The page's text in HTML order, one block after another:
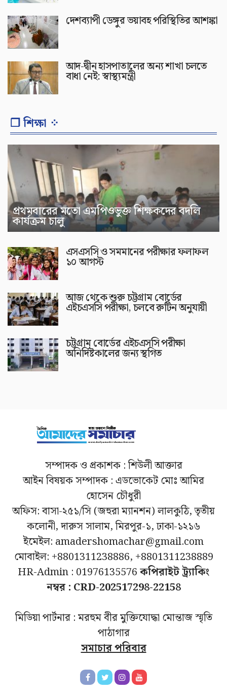
দেশব্যাপী ডেঙ্গুর ভয়াবহ পরিস্থিতির আশঙ্কা
আদ-দ্বীন হাসপাতালের অন্য শাখা চলতে
বাধা নেই: স্বাস্থ্যমন্ত্রী
❐ শিক্ষা ⁘
প্রথমবারের মতো এমপিওভুক্ত শিক্ষকদের বদলি
কার্যক্রম চালু
এসএসসি ও সমমানের পরীক্ষার ফলাফল
১০ আগস্ট
আজ থেকে শুরু চট্টগ্রাম বোর্ডের
এইচএসসি পরীক্ষা, চলবে রুটিন অনুযায়ী
চট্টগ্রাম বোর্ডের এইচএসসি পরীক্ষা
অনির্দিষ্টকালের জন্য স্থগিত
সম্পাদক ও প্রকাশক : শিউলী আক্তার
আইন বিষয়ক সম্পাদক : এডভোকেট মোঃ আমির
হোসেন চৌধুরী
অফিস: বাসা-২৫১/সি (জহুরা ম্যানশন) লালকুঠি, তৃতীয়
কলোনী, দারুস সালাম, মিরপুর-১, ঢাকা-১২১৬
ইমেইল: amadershomachar@gmail.com
মোবাইল: +8801311238886, +8801311238889
HR-Admin : 01976135576কপিরাইট ট্র্যাকিং
নম্বর : CRD-202517298-22158
মিডিয়া পার্টনার : মরহুম বীর মুক্তিযোদ্ধা মোন্তাজ স্মৃতি
পাঠাগার
সমাচার পরিবার